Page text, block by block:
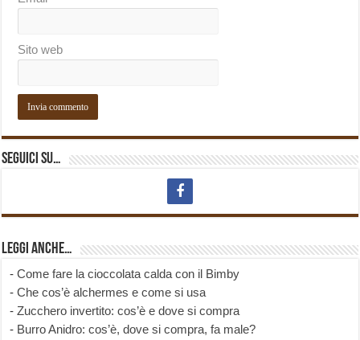
Sito web
Seguici su…
Leggi anche…
-Come fare la cioccolata calda con il Bimby
-Che cos’è alchermes e come si usa
-Zucchero invertito: cos’è e dove si compra
- Burro Anidro: cos’è, dove si compra, fa male?